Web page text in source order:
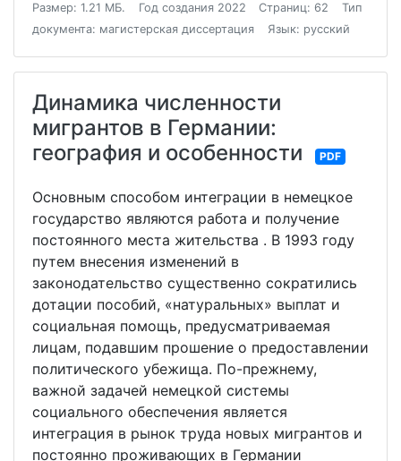
Размер: 1.21 МБ. Год создания 2022 Страниц: 62
Тип
документа: магистерская диссертация
Язык: русский
Динамика численности
мигрантов в Германии:
география и особенности
PDF
Основным способом интеграции в немецкое
государство являются работа и получение
постоянного места жительства . В 1993 году
путем внесения изменений в
законодательство существенно сократились
дотации пособий, «натуральных» выплат и
социальная помощь, предусматриваемая
лицам, подавшим прошение о предоставлении
политического убежища. По-прежнему,
важной задачей немецкой системы
социального обеспечения является
интеграция в рынок труда новых мигрантов и
постоянно проживающих в Германии